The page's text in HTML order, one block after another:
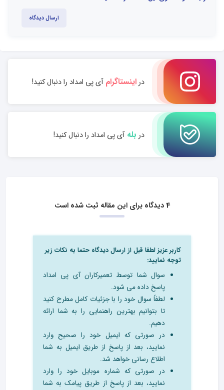
ارسال دیدگاه
دراینستاگرامآی پی امداد را دنبال کنید!
در بلهآی پی امداد را دنبال کنید!
4 دیدگاه برای این مقاله ثبت شده است
کاربر عزیز لطفا قبل از ارسال دیدگاه حتما به نکات زیر
توجه نمایید:
سوال شما توسط تعمیرکاران آی پی امداد
پاسخ داده می شود.
لطفاً سوال خود را با جزئیات کامل مطرح کنید
تا بتوانیم بهترین راهنمایی را به شما ارائه
دهیم.
در صورتی که ایمیل خود را صحیح وارد
نمایید، بعد از پاسخ از طریق ایمیل به شما
اطلاع رسانی خواهد شد.
در صورتی که شماره موبایل خود را وارد
نمایید، بعد از پاسخ از طریق پیامک به شما